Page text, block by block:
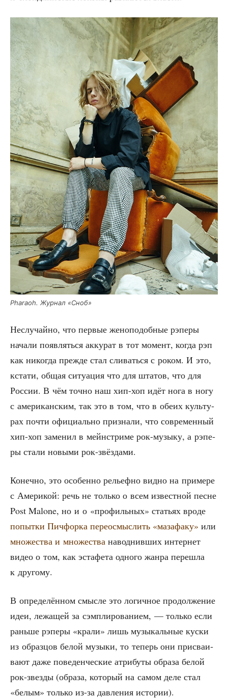
Pharaoh. Жур­нал «Сноб»
Неслу­чай­но, что пер­вые жено­по­доб­ные рэпе­ры
нача­ли появ­лять­ся акку­рат в тот момент, когда рэп
как нико­гда преж­де стал сли­вать­ся с роком. И это,
кста­ти, общая ситу­а­ция что для шта­тов, что для
Рос­сии. В чём точ­но наш хип-хоп идёт нога в ногу
с аме­ри­кан­ским, так это в том, что в обе­их куль­ту­
рах почти офи­ци­аль­но при­зна­ли, что совре­мен­ный
хип-хоп заме­нил в мейн­стри­ме рок-музы­ку, а рэпе­
ры ста­ли новы­ми рок-звёздами.
Конеч­но, это осо­бен­но рельеф­но вид­но на при­ме­ре
с Аме­ри­кой: речь не толь­ко о всем извест­ной песне
Post Malone, но и о «про­филь­ных» ста­тьях вро­де
попыт­ки Пич­фор­ка пере­осмыс­лить «маза­фа­ку» или
мно­же­ства и мно­же­ства навод­нив­ших интер­нет
видео о том, как эста­фе­та одно­го жан­ра пере­шла
к другому.
В опре­де­лён­ном смыс­ле это логич­ное про­дол­же­ние
идеи, лежа­щей за сэм­пли­ро­ва­ни­ем, — толь­ко если
рань­ше рэпе­ры «кра­ли» лишь музы­каль­ные кус­ки
из образ­цов белой музы­ки, то теперь они при­сва­и­
ва­ют даже пове­ден­че­ские атри­бу­ты обра­за белой
рок-звез­ды (обра­за, кото­рый на самом деле стал
«белым» толь­ко из-за дав­ле­ния истории).